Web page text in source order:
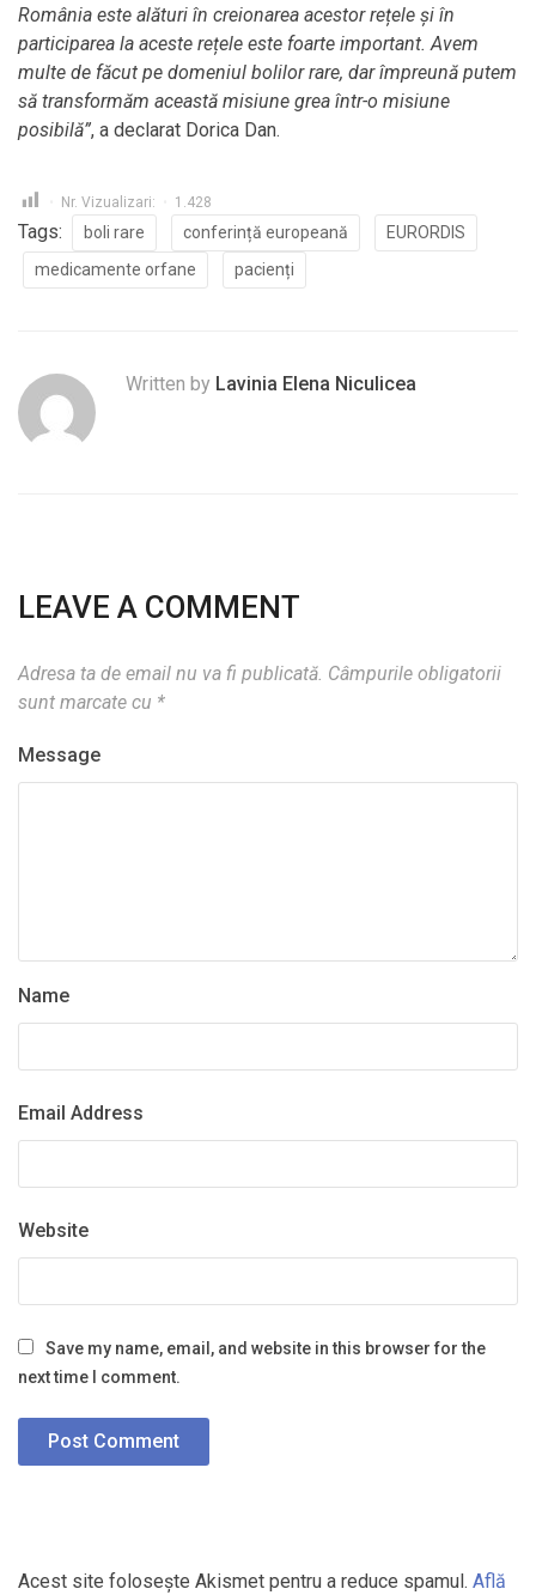
România este alături în creionarea acestor rețele și în
participarea la aceste rețele este foarte important. Avem
multe de făcut pe domeniul bolilor rare, dar împreună putem
să transformăm această misiune grea într-o misiune
posibilă”, a declarat Dorica Dan.
Nr. Vizualizari: 1.428
Tags: boli rare conferință europeană
EURORDIS
medicamente orfane
pacienți
Written by Lavinia Elena Niculicea
LEAVE A COMMENT
Adresa ta de email nu va fi publicată. Câmpurile obligatorii
sunt marcate cu *
Message
Name
Email Address
Website
Save my name, email, and website in this browser for the
next time I comment.
Acest site folosește Akismet pentru a reduce spamul. Află